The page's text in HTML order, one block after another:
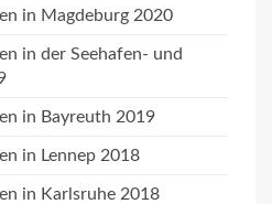
in Magdeburg 2020
in der Seehafen- und
in Bayreuth 2019
in Lennep 2018
in Karlsruhe 2018